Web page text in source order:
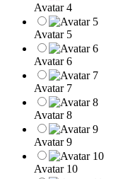
Avatar 4
Avatar 5
Avatar 6
Avatar 7
Avatar 8
Avatar 9
Avatar 10